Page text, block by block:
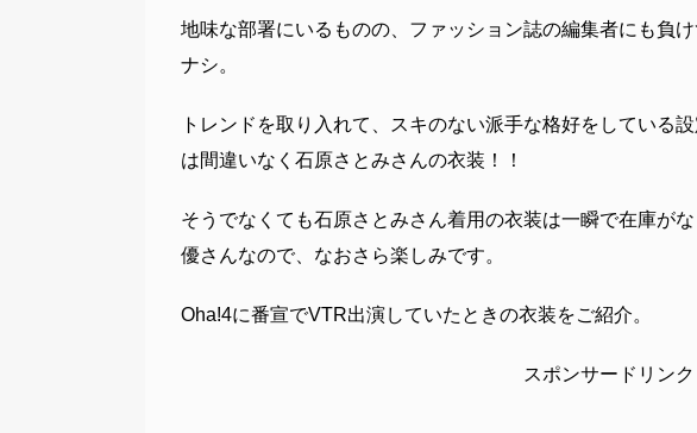
地味な部署にいるものの、ファッション誌の編集者にも負
ナシ。
トレンドを取り入れて、スキのない派手な格好をしている
は間違いなく石原さとみさんの衣装！！
そうでなくても石原さとみさん着用の衣装は一瞬で在庫が
優さんなので、なおさら楽しみです。
Oha!4に番宣でVTR出演していたときの衣装をご紹介。
スポンサードリンク